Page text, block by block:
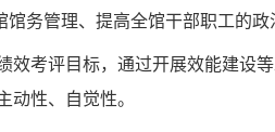
馆务管理、提高全馆干部职工的政
效考评目标，通过开展效能建设
动性、自觉性。